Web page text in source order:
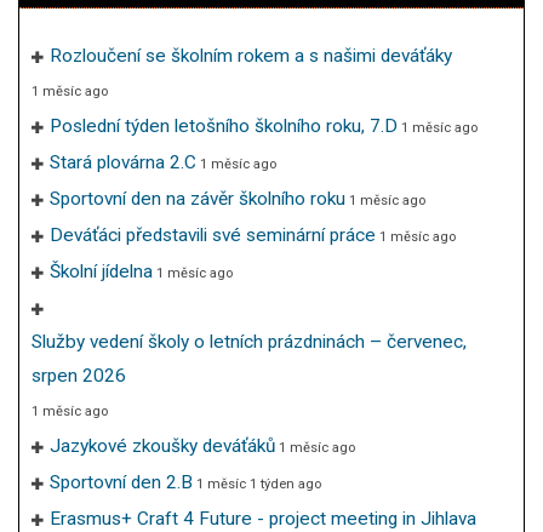
Rozloučení se školním rokem a s našimi deváťáky
1 měsíc ago
Poslední týden letošního školního roku, 7.D 1 měsíc ago
Stará plovárna 2.C 1 měsíc ago
Sportovní den na závěr školního roku 1 měsíc ago
Deváťáci představili své seminární práce 1 měsíc ago
Školní jídelna 1 měsíc ago
Služby vedení školy o letních prázdninách – červenec,
srpen 2026
1 měsíc ago
Jazykové zkoušky deváťáků 1 měsíc ago
Sportovní den 2.B 1 měsíc 1 týden ago
Erasmus+ Craft 4 Future - project meeting in Jihlava